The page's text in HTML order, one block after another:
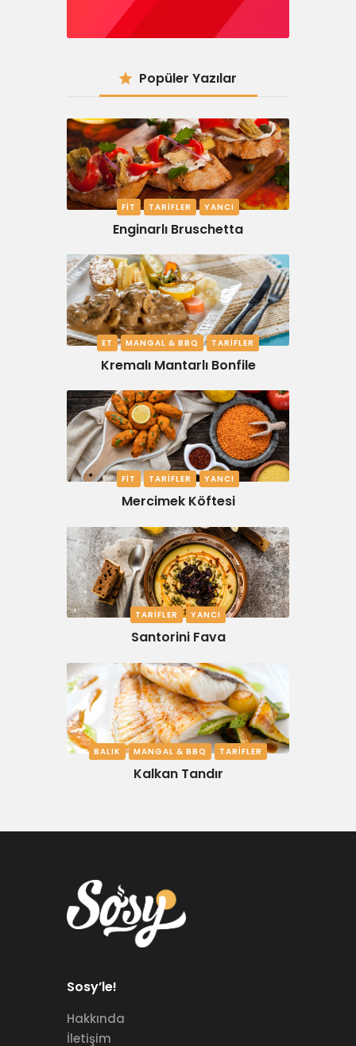
Popüler Yazılar
FIT TARIFLER YANCI
Enginarlı Bruschetta
ET MANGAL & BBQ TARIFLER
Kremalı Mantarlı Bonfile
FIT TARIFLER YANCI
Mercimek Köftesi
TARIFLER YANCI
Santorini Fava
BALIK MANGAL & BBQ TARIFLER
Kalkan Tandır
Sosy’le!
Hakkında
İletişim